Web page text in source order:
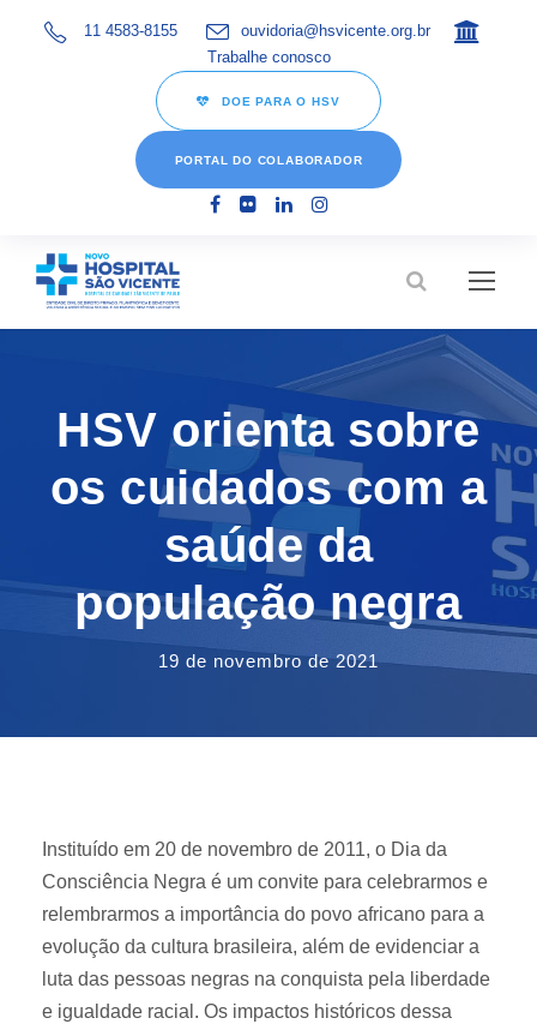
11 4583-8155
ouvidoria@hsvicente.org.br
Trabalhe conosco
DOE PARA O HSV
PORTAL DO COLABORADOR
HSV orienta sobre
os cuidados com a
saúde da
população negra
19 de novembro de 2021
Instituído em 20 de novembro de 2011, o Dia da
Consciência Negra é um convite para celebrarmos e
relembrarmos a importância do povo africano para a
evolução da cultura brasileira, além de evidenciar a
luta das pessoas negras na conquista pela liberdade
e igualdade racial. Os impactos históricos dessa